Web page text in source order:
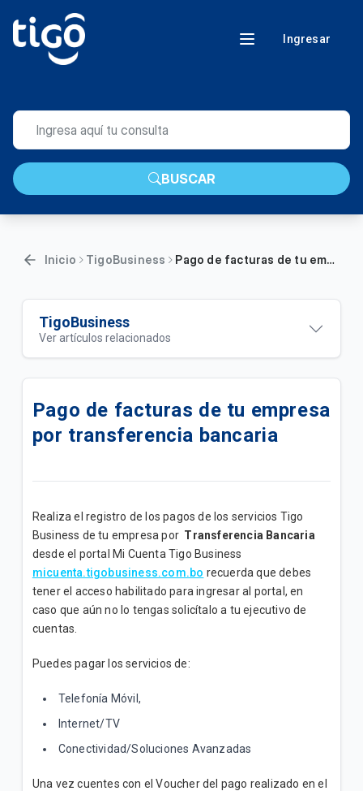
Ingresar
BUSCAR
Inicio TigoBusiness Pago de facturas de tu empresa por transferencia bancaria
TigoBusiness
Ver artículos relacionados
Actualizamos su Internet+ TV Lite Plus | B2B
Actualizamos su plan Internet + TV Lite | B2B
Add Ons de Navegación | B2B
Un canal de atención exclusivo para impulsar tu
negocio
¡Mejoramos su Plan Empresa Medio ahora tiene
Promoción "Conecta tu M2M"
Incrementamos la velocidad de su plan Empresa
Pago de facturas de tu empresa
por transferencia bancaria
Realiza el registro de los pagos de los servicios Tigo
Business de tu empresa por Transferencia Bancaria
desde el portal Mi Cuenta Tigo Business
micuenta.tigobusiness.com.bo recuerda que debes
tener el acceso habilitado para ingresar al portal, en
caso que aún no lo tengas solicítalo a tu ejecutivo de
cuentas.
Puedes pagar los servicios de:
Telefonía Móvil,
Internet/TV
Conectividad/Soluciones Avanzadas
Una vez cuentes con el Voucher del pago realizado en el